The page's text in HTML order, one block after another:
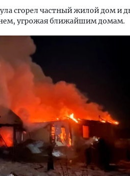
сгорел частный жилой дом и
угрожая ближайшим домам.